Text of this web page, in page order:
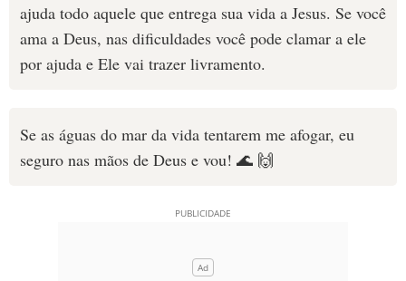
ajuda todo aquele que entrega sua vida a Jesus. Se você
ama a Deus, nas dificuldades você pode clamar a ele
por ajuda e Ele vai trazer livramento.
Se as águas do mar da vida tentarem me afogar, eu
seguro nas mãos de Deus e vou! 🌊 🙌